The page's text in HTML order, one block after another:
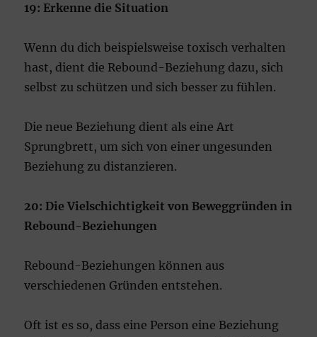
19: Erkenne die Situation
Wenn du dich beispielsweise toxisch verhalten
hast, dient die Rebound-Beziehung dazu, sich
selbst zu schützen und sich besser zu fühlen.
Die neue Beziehung dient als eine Art
Sprungbrett, um sich von einer ungesunden
Beziehung zu distanzieren.
20: Die Vielschichtigkeit von Beweggründen in
Rebound-Beziehungen
Rebound-Beziehungen können aus
verschiedenen Gründen entstehen.
Oft ist es so, dass eine Person eine Beziehung